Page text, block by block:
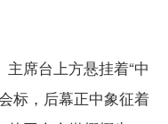
席台上方悬挂着“中
标，后幕正中象征着